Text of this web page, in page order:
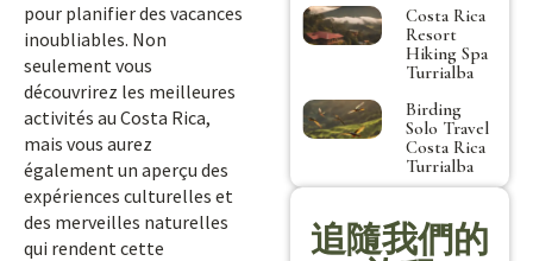
pour planifier des vacances
inoubliables. Non
seulement vous
découvrirez les meilleures
activités au Costa Rica,
mais vous aurez
également un aperçu des
expériences culturelles et
des merveilles naturelles
qui rendent cette
Costa Rica
Resort
Hiking Spa
Turrialba
Birding
Solo Travel
Costa Rica
Turrialba
追隨我們的